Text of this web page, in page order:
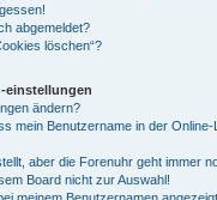
abgemeldet?
löschen“?
einstellungen
ändern?
mein Benutzername in der
aber die Forenuhr geht immer
Board nicht zur Auswahl!